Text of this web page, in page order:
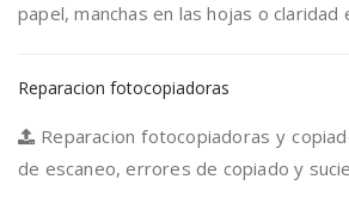
papel, manchas en las hojas o claridad
Reparacion fotocopiadoras
Reparacion fotocopiadoras y
de escaneo, errores de copiado y